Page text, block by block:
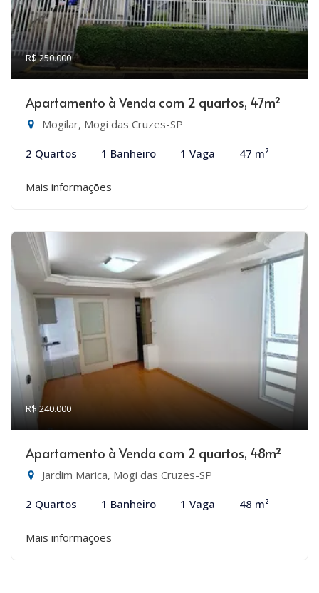
R$ 250.000
Apartamento à Venda com 2 quartos, 47m²
Mogilar, Mogi das Cruzes-SP
2 Quartos 1 Banheiro 1 Vaga 47 m²
Mais informações
R$ 240.000
Apartamento à Venda com 2 quartos, 48m²
Jardim Marica, Mogi das Cruzes-SP
2 Quartos 1 Banheiro 1 Vaga 48 m²
Mais informações